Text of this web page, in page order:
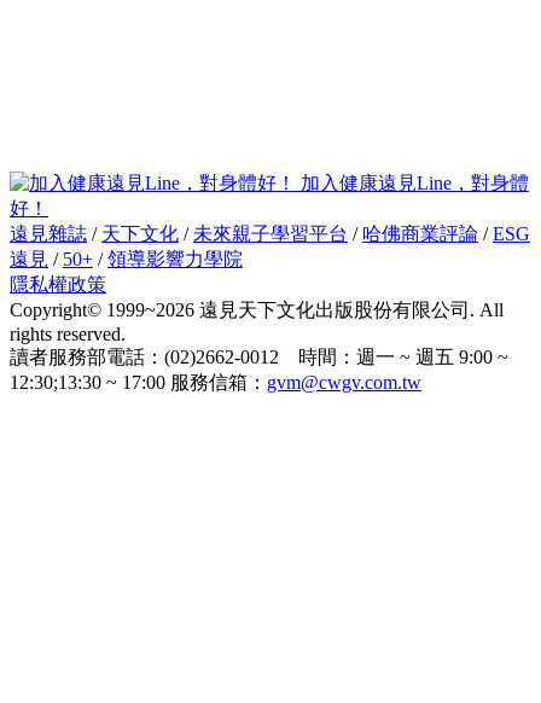
加入健康遠見Line，對身體
好！
遠見雜誌 / 天下文化 / 未來親子學習平台 / 哈佛商業評論 /ESG
遠見 / 50+ /領導影響力學院
隱私權政策
Copyright© 1999~2026 遠見天下文化出版股份有限公司. All
rights reserved.
讀者服務部電話：(02)2662-0012 時間：週一 ~ 週五 9:00 ~
12:30;13:30 ~ 17:00 服務信箱： gvm@cwgv.com.tw